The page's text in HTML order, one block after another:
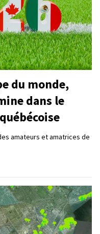
du monde,
dans le
amateurs et amatrices de